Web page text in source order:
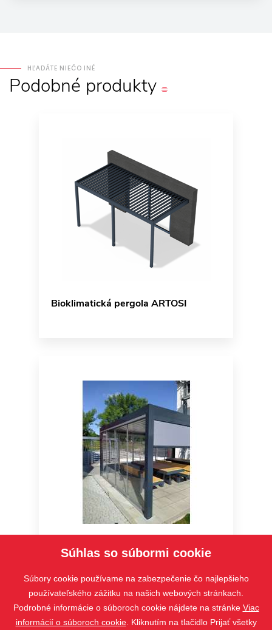
HĽADÁTE NIEČO INÉ
Podobné produkty
Bioklimatická pergola ARTOSI
ARTOSI GLASS – posuvné bezrámové
zasklenie
Súhlas so súbormi cookie
Súbory cookie používame na zabezpečenie čo najlepšieho
používateľského zážitku na našich webových stránkach.
Podrobné informácie o súboroch cookie nájdete na stránke Viac
informácií o súboroch cookie. Kliknutím na tlačidlo Prijať všetky